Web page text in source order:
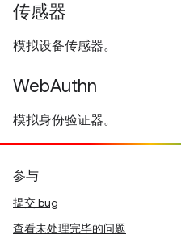
传感器
模拟设备传感器。
WebAuthn
模拟身份验证器。
参与
提交 bug
查看未处理完毕的问题